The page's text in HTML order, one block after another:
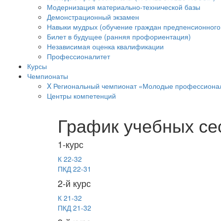
Модернизация материально-технической базы
Демонстрационный экзамен
Навыки мудрых (обучение граждан предпенсионного
Билет в будущее (ранняя профориентация)
Независимая оценка квалификации
Профессионалитет
Курсы
Чемпионаты
X Региональный чемпионат «Молодые
Центры компетенций
График учебных
1-курс
К 22-32
ПКД 22-31
2-й курс
К 21-32
ПКД 21-32